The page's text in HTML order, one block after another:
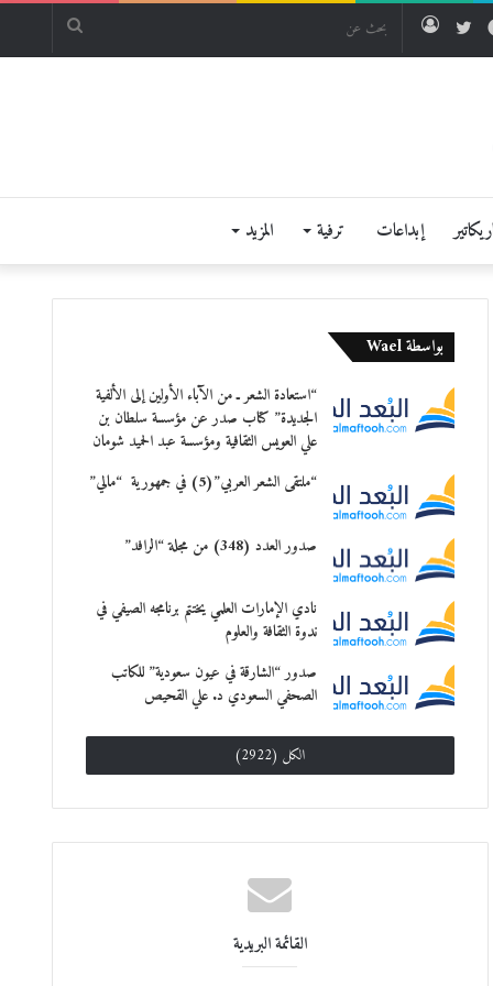
تسجيل
تويتر فيسبوك
إبداعات ترفية المزيد
بواسطة Wael
“استعادة الشعر ـ من الآباء الأولين إلى الألفية
الجديدة” كتاب صدر عن مؤسسة سلطان بن
علي العويس الثقافية ومؤسسة عبد الحميد شومان
“ملتقى الشعر العربي”(5) في جمهورية “مالي”
صدور العدد (348) من مجلة “الرافد”
نادي الإمارات العلمي يختتم برنامجه الصيفي في
ندوة الثقافة والعلوم
صدور “الشارقة في عيون سعودية” للكاتب
الصحفي السعودي د. علي القحيص
الكل (2922)
القائمة البريدية